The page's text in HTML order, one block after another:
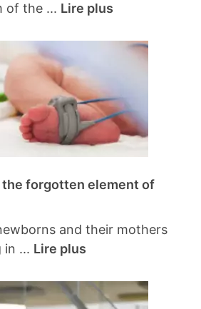
of the ... Lire plus
the forgotten element of
and their mothers
in ... Lire plus